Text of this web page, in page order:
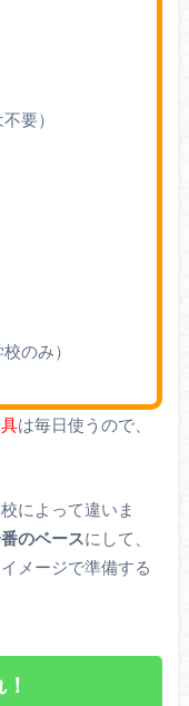
要）
のみ）
は毎日使うので、
によって違いま
のベースにして、
メージで準備する